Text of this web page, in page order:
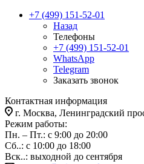
+7 (499) 151-52-01
Назад
Телефоны
+7 (499) 151-52-01
WhatsApp
Telegram
Заказать звонок
Контактная информация
г. Москва, Ленинградский
Режим работы:
Пн. – Пт.: с 9:00 до 20:00
Сб..: с 10:00 до 18:00
Вск..: выходной до сентября